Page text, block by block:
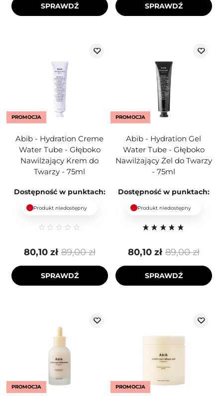
SPRAWDŹ SPRAWDŹ
PROMOCJA
Abib - Hydration Creme
Water Tube - Głęboko
Nawilżający Krem do
Twarzy - 75ml
Dostępność w punktach:
Produkt niedostępny
89,00 zł
80,10 zł
SPRAWDŹ
PROMOCJA
Abib - Hydration Gel
Water Tube - Głęboko
Nawilżający Żel do Twarzy
- 75ml
Dostępność w punktach:
Produkt niedostępny
89,00 zł
80,10 zł
SPRAWDŹ
PROMOCJA PROMOCJA